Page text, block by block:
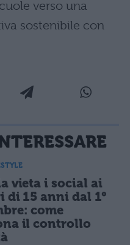
verso una
sostenibile con
vieta i social ai
di 15 anni dal 1°
come
il controllo